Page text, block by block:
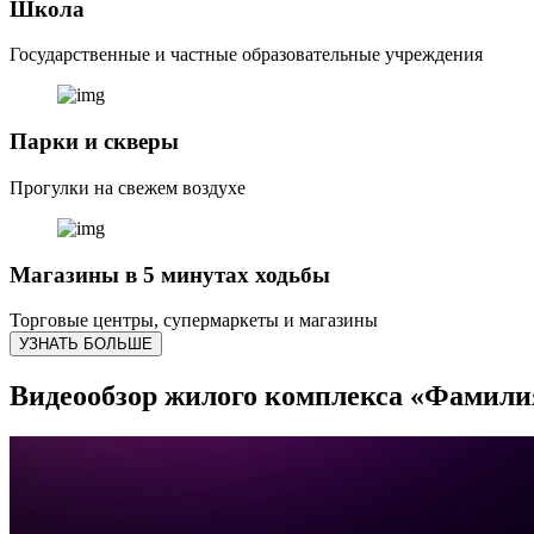
Школа
Государственные и частные образовательные учреждения
Парки и скверы
Прогулки на свежем воздухе
Магазины в 5 минутах ходьбы
Торговые центры, супермаркеты и магазины
УЗНАТЬ БОЛЬШЕ
Видеообзор жилого комплекса